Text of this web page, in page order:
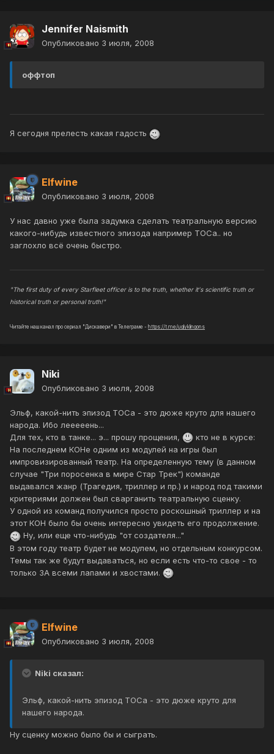
Jennifer Naismith
Опубликовано 3 июля, 2008
оффтоп
Я сегодня прелесть какая гадость
Elfwine
Опубликовано 3 июля, 2008
У нас давно уже была задумка сделать театральную версию
какого-нибудь известного эпизода например ТОСа.. но
заглохло всё очень быстро.
"The first duty of every Starfleet officer is to the truth, whether it's scientific truth or
historical truth or personal truth!"
Читайте наш канал про сериал "Дискавери" в Телеграме - https://t.me/uglyklingons
Niki
Опубликовано 3 июля, 2008
Эльф, какой-нить эпизод ТОСа - это дюже круто для нашего
народа. Ибо лееееень...
Для тех, кто в танке... э... прошу прощения,
кто не в курсе:
На последнем КОНе одним из модулей на игры был
импровизированный театр. На определенную тему (в данном
случае "Три поросенка в мире Стар Трек") команде
выдавался жанр (Трагедия, триллер и пр.) и народ под такими
критериями должен был сварганить театральную сценку.
У одной из команд получился просто роскошный триллер и на
этот КОН было бы очень интересно увидеть его продолжение.
Ну, или еще что-нибудь "от создателя..."
В этом году театр будет не модулем, но отдельным конкурсом.
Темы так же будут выдаваться, но если есть что-то свое - то
только ЗА всеми лапами и хвостами.
Elfwine
Опубликовано 3 июля, 2008
Niki сказал:
Эльф, какой-нить эпизод ТОСа - это дюже круто для
нашего народа.
Ну сценку можно было бы и сыграть.